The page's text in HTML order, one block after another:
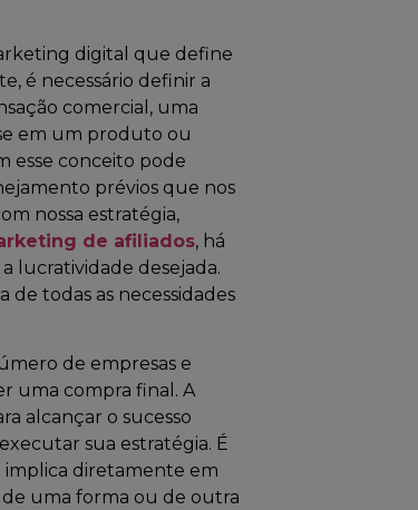
digital que define
é necessário definir a
comercial, uma
em um produto ou
esse conceito pode
prévios que nos
nossa estratégia,
de afiliados, há
lucratividade desejada.
todas as necessidades
de empresas e
uma compra final. A
alcançar o sucesso
sua estratégia. É
diretamente em
uma forma ou de outra